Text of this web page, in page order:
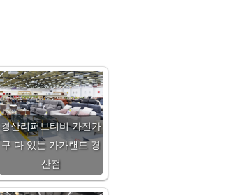
경산리퍼브티비 가전가
구 다 있는 가가랜드 경
산점